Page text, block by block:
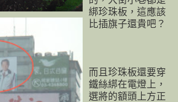
綁珍珠板，這應該
比插旗子還貴吧？
而且珍珠板還要穿
鐵絲綁在電燈上，
選將的額頭上方正